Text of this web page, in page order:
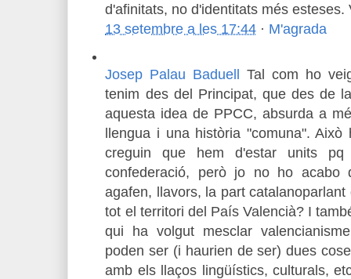
d'afinitats, no d'identitats més esteses.
13 setembre a les 17:44 · M'agrada
Josep Palau Baduell Tal com ho
tenim des del Principat, que des de
aquesta idea de PPCC, absurda a
llengua i una història "comuna".
creguin que hem d'estar units
confederació, però jo no ho acabo
agafen, llavors, la part
tot el territori del País Valencià? I
qui ha volgut mesclar
poden ser (i haurien de ser) dues
amb els llaços lingüístics, culturals,